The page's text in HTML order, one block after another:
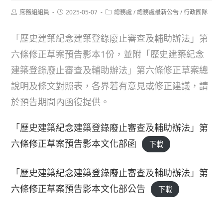
Post庶務組組員
Post2025-05-07
Post總務處 / 總務處最新公告 / 行政團隊
「歷史建築紀念建築登錄廢止審查及輔助辦法」第
六條修正草案預告影本1份，並附「歷史建築紀念
建築登錄廢止審查及輔助辦法」第六條修正草案總
說明及條文對照表，各界若有意見或修正建議，請
於預告期間內函復提供。
「歷史建築紀念建築登錄廢止審查及輔助辦法」第
六條修正草案預告影本文化部函
下載
「歷史建築紀念建築登錄廢止審查及輔助辦法」第
六條修正草案預告影本文化部公告
下載